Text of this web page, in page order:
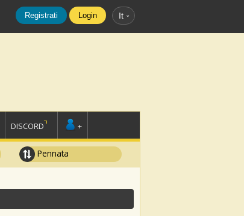
Registrati Login It
DISCORD +
Pennata